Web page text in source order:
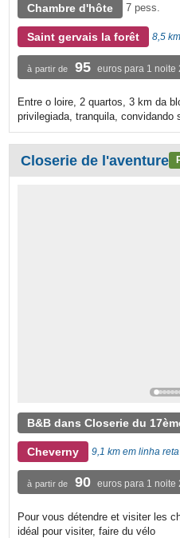
Chambre d'hôte 7 pess.
Saint gervais la forêt 8,5
à partir de 95 euros para 1 noite
Entre o loire, 2 quartos, 3 km da
privilegiada, tranquila, convidando
Closerie de l'aventure
B&B dans Closerie du
Cheverny 9,1 km em linha
à partir de 90 euros para 1 noite
Pour vous détendre et visiter les
idéal pour visiter, faire du vélo